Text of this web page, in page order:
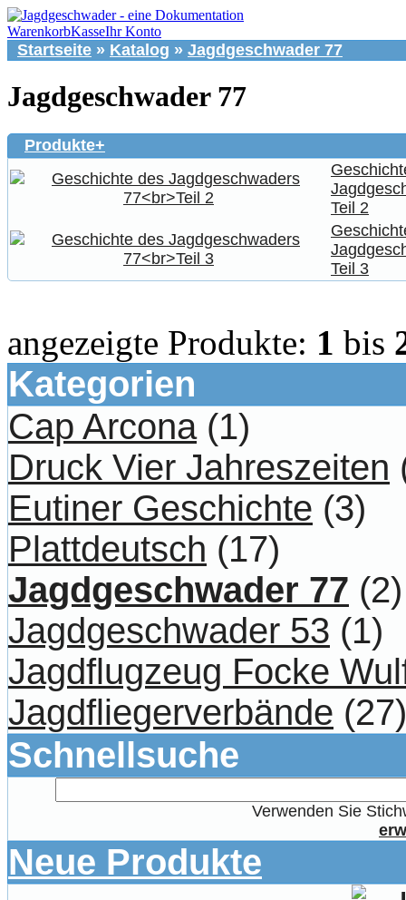
WarenkorbKasseIhr Konto
Startseite » Katalog » Jagdgeschwader 77
Jagdgeschwader 77
Produkte+
Teil 2
Teil 3
angezeigte Produkte: 1 bis
Kategorien
Cap Arcona(1)
Druck Vier Jahreszeiten
Eutiner Geschichte (3)
Plattdeutsch (17)
Jagdgeschwader 77 (2)
Jagdgeschwader 53 (1)
Jagdflugzeug Focke
Jagdfliegerverbände (27)
Schnellsuche
Verwenden Sie
Neue Produkte